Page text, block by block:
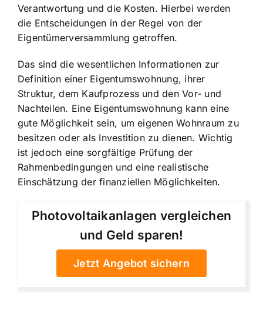
Verantwortung und die Kosten. Hierbei werden
die Entscheidungen in der Regel von der
Eigentümerversammlung getroffen.
Das sind die wesentlichen Informationen zur
Definition einer Eigentumswohnung, ihrer
Struktur, dem Kaufprozess und den Vor- und
Nachteilen. Eine Eigentumswohnung kann eine
gute Möglichkeit sein, um eigenen Wohnraum zu
besitzen oder als Investition zu dienen. Wichtig
ist jedoch eine sorgfältige Prüfung der
Rahmenbedingungen und eine realistische
Einschätzung der finanziellen Möglichkeiten.
Photovoltaikanlagen vergleichen
und Geld sparen!
Jetzt Angebot sichern